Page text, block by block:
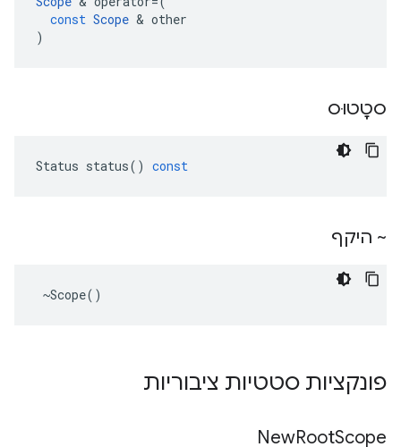
const Scope & other
)
סטָטוּס
Status status() const
~ היקף
~Scope()
פונקציות סטטיות ציבוריות
NewRootScope